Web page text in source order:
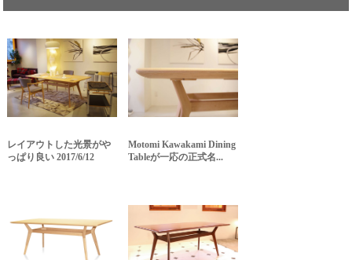
レイアウトした光景がや
っぱり良い 2017/6/12
Motomi Kawakami Dining
Tableが一応の正式名...